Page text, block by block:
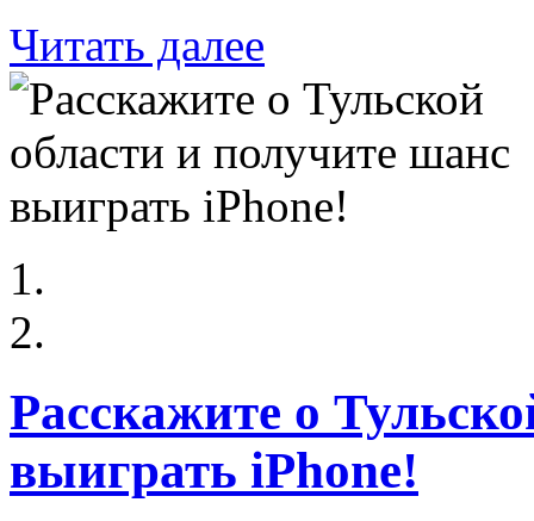
Читать далее
Расскажите о
выиграть iPhone!